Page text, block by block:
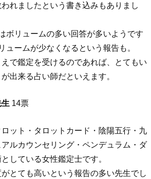
れましたという書き込みもありまし
ボリュームの多い回答が多いようです
ュームが少なくなるという報告も。
で鑑定を受けるのであれば、とてもい
出来る占い師だといえます。
生 14票
ット・タロットカード・陰陽五行・九
ルカウンセリング・ペンデュラム・ダ
している女性鑑定士です。
とても高いという報告の多い先生でし